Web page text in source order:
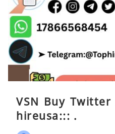
VSN Buy Twitter
hireusa::: .